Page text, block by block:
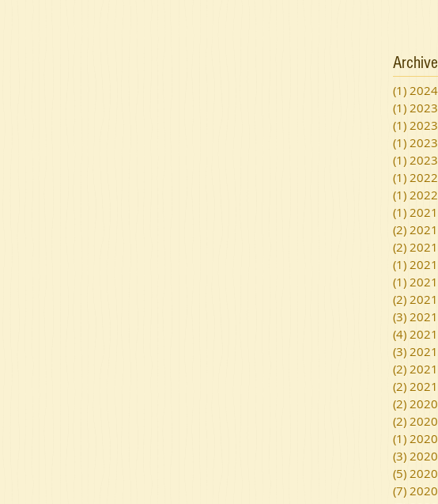
Archive
(1)
(1)
(1)
(1)
(1)
(1)
(1)
(1)
(2)
(2)
(1)
(1)
(2)
(3)
(4)
(3)
(2)
(2)
(2)
(2)
(1)
(3)
(5)
(7)